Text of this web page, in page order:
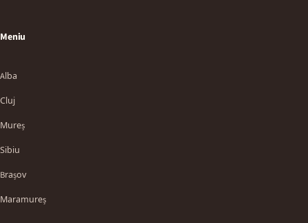
Meniu
Alba
Cluj
Mureș
Sibiu
Brașov
Maramureș